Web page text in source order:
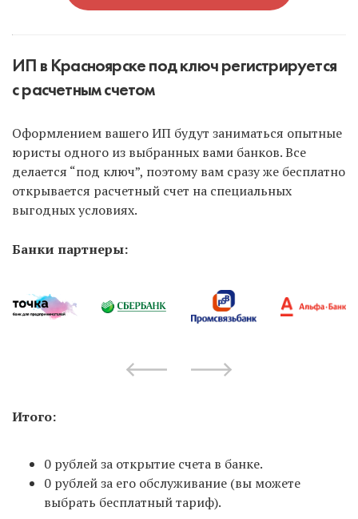
ИП в Красноярске под ключ регистрируется
с расчетным счетом
Оформлением вашего ИП будут заниматься опытные
юристы одного из выбранных вами банков. Все
делается “под ключ”, поэтому вам сразу же бесплатно
открывается расчетный счет на специальных
выгодных условиях.
Банки партнеры:
Итого:
0 рублей за открытие счета в банке.
0 рублей за его обслуживание (вы можете
выбрать бесплатный тариф).